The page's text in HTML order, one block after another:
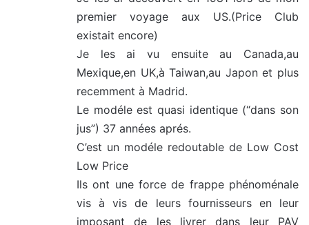
premier voyage aux US.(Price Club
existait encore)
Je les ai vu ensuite au Canada,au
Mexique,en UK,à Taiwan,au Japon et plus
recemment à Madrid.
Le modéle est quasi identique (“dans son
jus”) 37 années aprés.
C’est un modéle redoutable de Low Cost
Low Price
Ils ont une force de frappe phénoménale
vis à vis de leurs fournisseurs en leur
imposant de les livrer dans leur PAV